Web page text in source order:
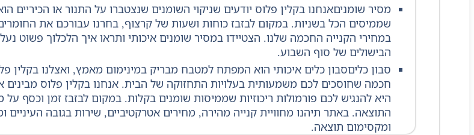
מסיר שומניםאנחנו בקלין פלוס יודעים שניקוי השומנים שנצטברו על התנור או הכיריים
שממיסים הכל בשניות. במקום לבזבז כוחות ושעות של קרצוף, בחרנו עבורכם את
במחירי הקנייה החכמה שלנו. הצטיידו במסיר שומנים איכותי ותראו איך הלכלוך פשוט
הבישולים של סוף השבוע.
סבון כלים
חכמה שחוסכים לכם משמעותית בעלויות התחזוקה של הבית. אנחנו בקלין פלוס
היא להנגיש לכם פורמולות ריכוזיות שממיסות שומנים בקלות. במקום לבזבז זמן
התוצאה. באתר תיהנו מחוויית קנייה מהירה, מחירים אטרקטיביים, שירות בגובה
ומקסימום תוצאה.